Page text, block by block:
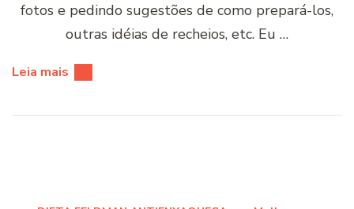
fotos e pedindo sugestões de como prepará-los,
outras idéias de recheios, etc. Eu …
Leia mais